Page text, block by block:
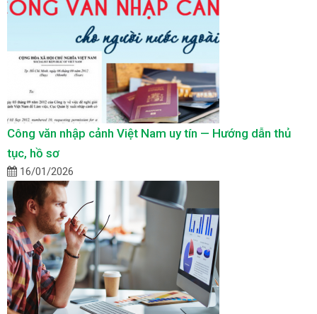
Công văn nhập cảnh Việt Nam uy tín — Hướng dẫn thủ
tục, hồ sơ
16/01/2026